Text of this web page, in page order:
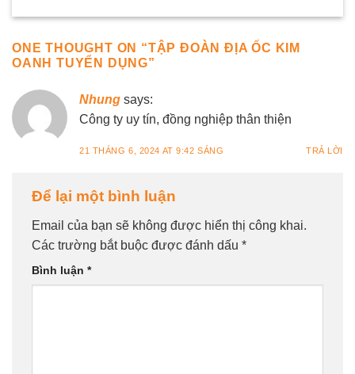
ONE THOUGHT ON “TẬP ĐOÀN ĐỊA ỐC KIM
OANH TUYỂN DỤNG”
Nhung says:
Công ty uy tín, đồng nghiệp thân thiện
21 THÁNG 6, 2024 AT 9:42 SÁNG TRẢ LỜI
Để lại một bình luận
Email của bạn sẽ không được hiển thị công khai.
Các trường bắt buộc được đánh dấu *
Bình luận *